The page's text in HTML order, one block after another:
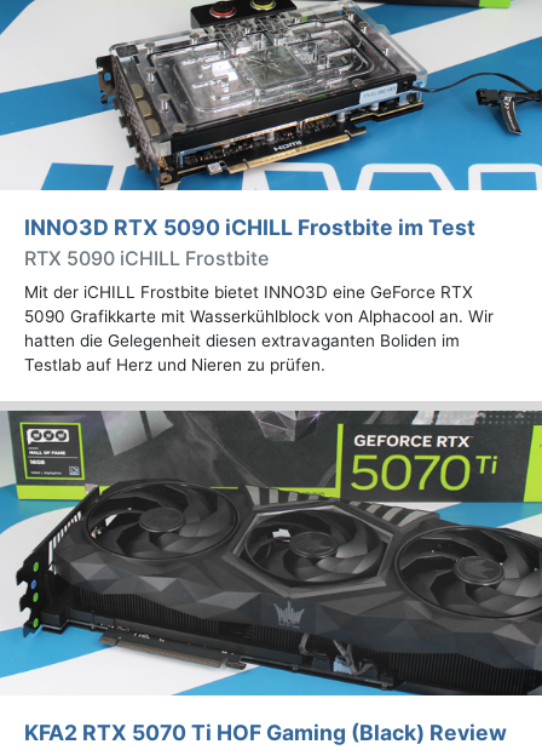
INNO3D RTX 5090 iCHILL Frostbite im Test
RTX 5090 iCHILL Frostbite
Mit der iCHILL Frostbite bietet INNO3D eine GeForce RTX
5090 Grafikkarte mit Wasserkühlblock von Alphacool an. Wir
hatten die Gelegenheit diesen extravaganten Boliden im
Testlab auf Herz und Nieren zu prüfen.
KFA2 RTX 5070 Ti HOF Gaming (Black) Review